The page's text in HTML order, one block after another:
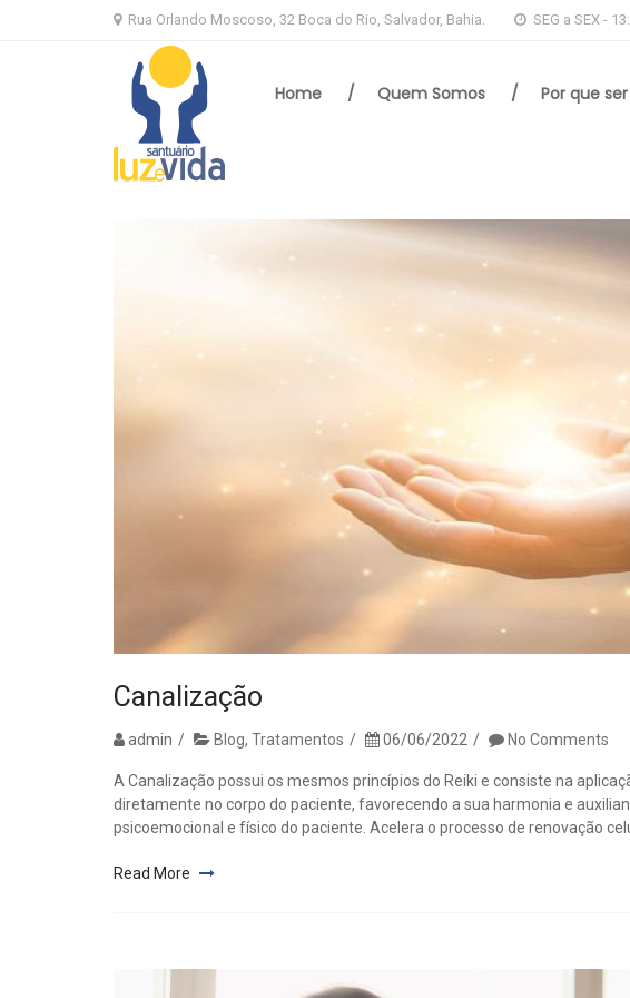
Rua Orlando Moscoso, 32 Boca do Rio, Salvador, Bahia. SEG a SEX -
Home Quem Somos Por que
Canalização
admin Blog, Tratamentos 06/06/2022 No Comments
A Canalização possui os mesmos princípios do Reiki e consiste na
diretamente no corpo do paciente, favorecendo a sua harmonia e
psicoemocional e físico do paciente. Acelera o processo de renovação
Read More